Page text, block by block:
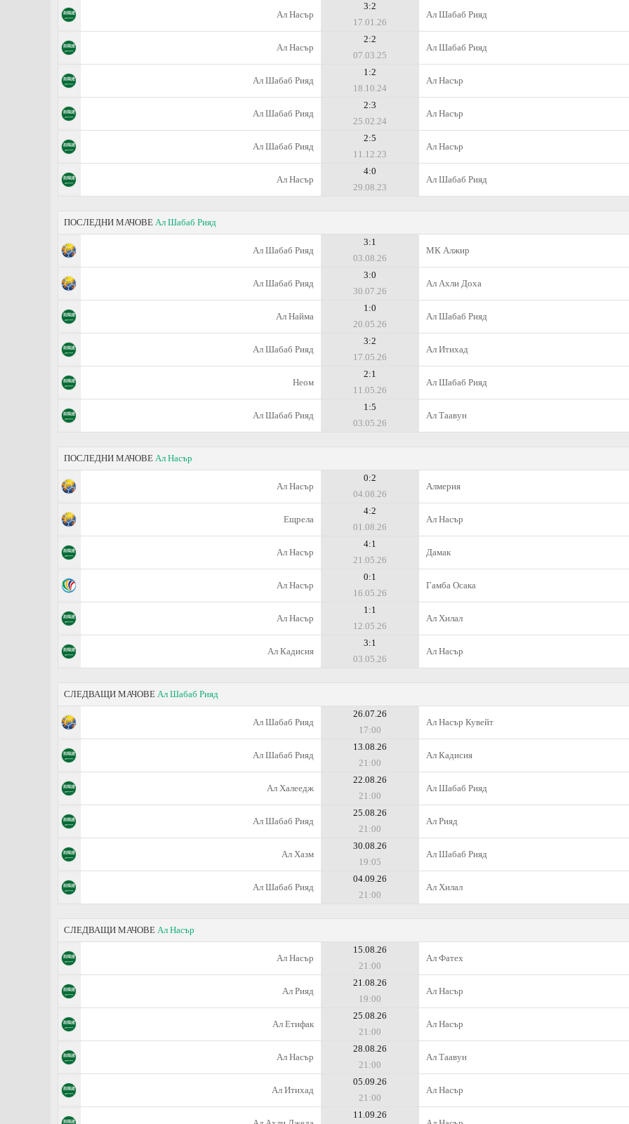
Ал Насър
3:2
17.01.26
Ал Шабаб Рияд
Ал Насър
2:2
07.03.25
Ал Шабаб Рияд
Ал Шабаб Рияд
1:2
18.10.24
Ал Насър
Ал Шабаб Рияд
2:3
25.02.24
Ал Насър
Ал Шабаб Рияд
2:5
11.12.23
Ал Насър
Ал Насър
4:0
29.08.23
Ал Шабаб Рияд
ПОСЛЕДНИ МАЧОВЕ Ал Шабаб Рияд
Ал Шабаб Рияд
3:1
03.08.26
МК Алжир
Ал Шабаб Рияд
3:0
30.07.26
Ал Ахли Доха
Ал Найма
1:0
20.05.26
Ал Шабаб Рияд
Ал Шабаб Рияд
3:2
17.05.26
Ал Итихад
Неом
2:1
11.05.26
Ал Шабаб Рияд
Ал Шабаб Рияд
1:5
03.05.26
Ал Таавун
ПОСЛЕДНИ МАЧОВЕ Ал Насър
Ал Насър
0:2
04.08.26
Алмерия
Ещрела
4:2
01.08.26
Ал Насър
Ал Насър
4:1
21.05.26
Дамак
Ал Насър
0:1
16.05.26
Гамба Осака
Ал Насър
1:1
12.05.26
Ал Хилал
Ал Кадисия
3:1
03.05.26
Ал Насър
СЛЕДВАЩИ МАЧОВЕ Ал Шабаб Рияд
Ал Шабаб Рияд
26.07.26
17:00
Ал Насър Кувейт
Ал Шабаб Рияд
13.08.26
21:00
Ал Кадисия
Ал Халеедж
22.08.26
21:00
Ал Шабаб Рияд
Ал Шабаб Рияд
25.08.26
21:00
Ал Рияд
Ал Хазм
30.08.26
19:05
Ал Шабаб Рияд
Ал Шабаб Рияд
04.09.26
21:00
Ал Хилал
СЛЕДВАЩИ МАЧОВЕ Ал Насър
Ал Насър
15.08.26
21:00
Ал Фатех
Ал Рияд
21.08.26
19:00
Ал Насър
Ал Етифак
25.08.26
21:00
Ал Насър
Ал Насър
28.08.26
21:00
Ал Таавун
Ал Итихад
05.09.26
21:00
Ал Насър
11.09.26